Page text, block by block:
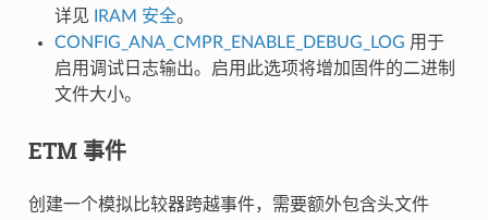
详见
IRAM 安全。
CONFIG_ANA_CMPR_ENABLE_DEBUG_LOG 用于
启用调试日志输出。启用此选项将增加固件的二进制
文件大小。
ETM 事件
创建一个模拟比较器跨越事件，需要额外包含头文件